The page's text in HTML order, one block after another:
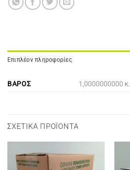
Επιπλέον πληροφορίες
ΒΆΡΟΣ 1,0000000000 κ.
ΣΧΕΤΙΚΆ ΠΡΟΪΌΝΤΑ